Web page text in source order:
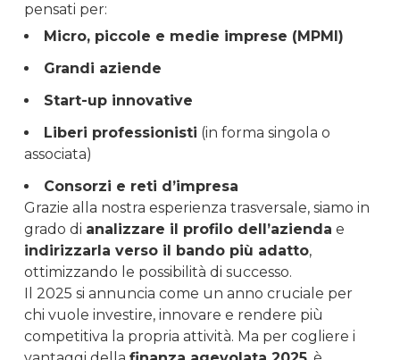
pensati per:
Micro, piccole e medie imprese (MPMI)
Grandi aziende
Start-up innovative
Liberi professionisti (in forma singola o
associata)
Consorzi e reti d’impresa
Grazie alla nostra esperienza trasversale, siamo in
grado di analizzare il profilo dell’azienda e
indirizzarla verso il bando più adatto,
ottimizzando le possibilità di successo.
Il 2025 si annuncia come un anno cruciale per
chi vuole investire, innovare e rendere più
competitiva la propria attività. Ma per cogliere i